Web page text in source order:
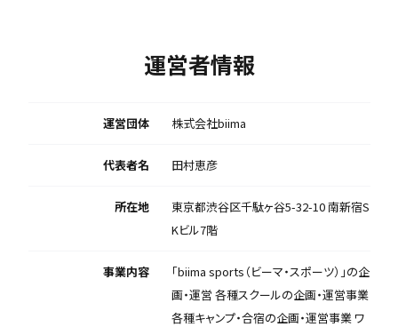
運営者情報
運営団体 株式会社biima
代表者名 田村恵彦
所在地
東京都渋谷区千駄ヶ谷5-32-10 南新宿S
Kビル7階
事業内容
「biima sports（ビーマ・スポーツ）」の企
画・運営 各種スクールの企画・運営事業
各種キャンプ・合宿の企画・運営事業 ワ